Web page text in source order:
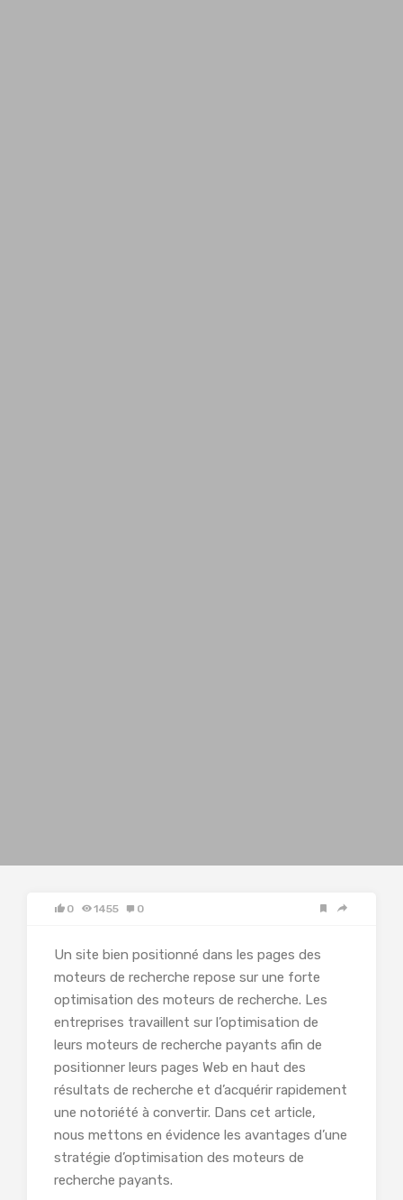
0 1455 0
Un site bien positionné dans les pages des
moteurs de recherche repose sur une forte
optimisation des moteurs de recherche. Les
entreprises travaillent sur l’optimisation de
leurs moteurs de recherche payants afin de
positionner leurs pages Web en haut des
résultats de recherche et d’acquérir rapidement
une notoriété à convertir. Dans cet article,
nous mettons en évidence les avantages d’une
stratégie d’optimisation des moteurs de
recherche payants.